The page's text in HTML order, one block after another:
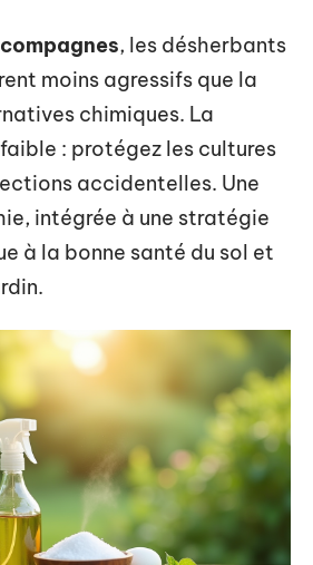
, les désherbants
moins agressifs que la
chimiques. La
: protégez les cultures
accidentelles. Une
intégrée à une stratégie
à la bonne santé du sol et